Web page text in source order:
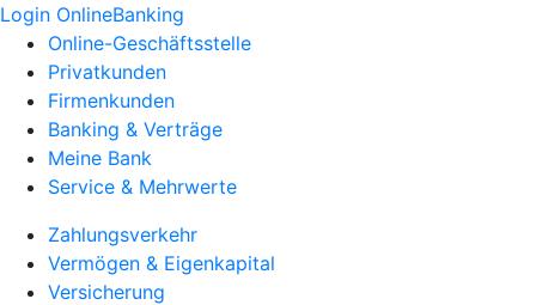
Login OnlineBanking
Online-Geschäftsstelle
Privatkunden
Firmenkunden
Banking & Verträge
Meine Bank
Service & Mehrwerte
Zahlungsverkehr
Vermögen & Eigenkapital
Versicherung